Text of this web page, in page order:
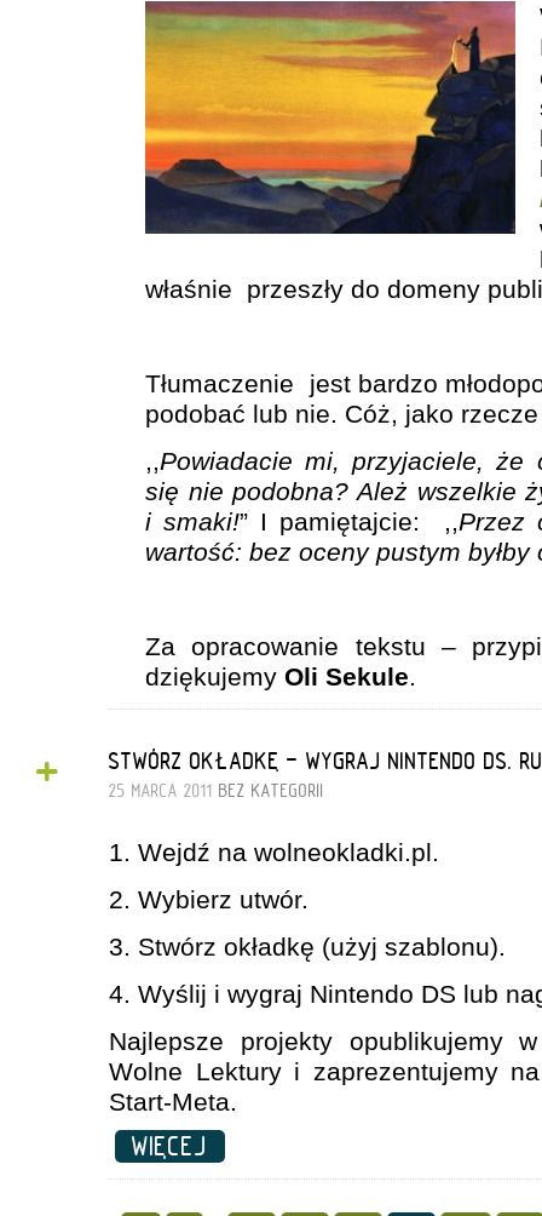
właśnie przeszły do domeny
Tłumaczenie jest bardzo
podobać lub nie. Cóż, jako
,,Powiadacie mi, przyjaciele,
się nie podobna? Ależ wszelkie
i smaki!” I pamiętajcie: ,,Przez
wartość: bez oceny pustym byłby
Za opracowanie tekstu –
dziękujemy Oli Sekule.
+ STWÓRZ OKŁADKĘ - WYGRAJ NINTENDO DS.
25 MARCA 2011 BEZ KATEGORII
1. Wejdź na wolneokladki.pl.
2. Wybierz utwór.
3. Stwórz okładkę (użyj szablonu).
4. Wyślij i wygraj Nintendo DS lub
Najlepsze projekty opublikujemy
Wolne Lektury i zaprezentujemy
Start-Meta.
WIĘCEJ